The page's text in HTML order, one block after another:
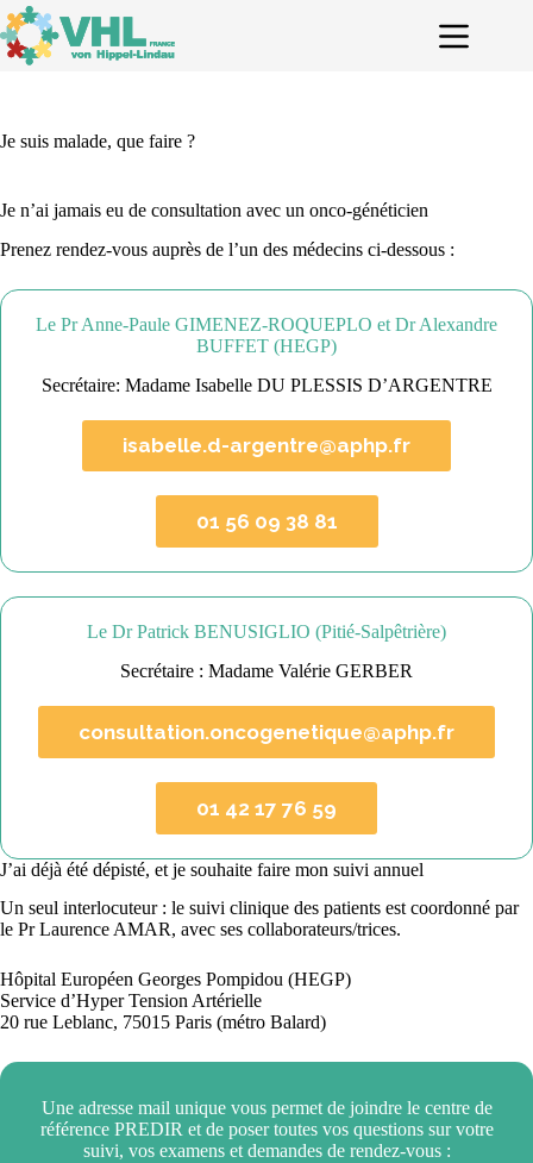
Passer
au
contenu
Je suis malade, que faire ?
Je n’ai jamais eu de consultation avec un onco-généticien
Prenez rendez-vous auprès de l’un des médecins ci-dessous :
Le Pr Anne-Paule GIMENEZ-ROQUEPLO et Dr Alexandre
BUFFET (HEGP)
Secrétaire: Madame Isabelle DU PLESSIS D’ARGENTRE
isabelle.d-argentre@aphp.fr
01 56 09 38 81
Le Dr Patrick BENUSIGLIO (Pitié-Salpêtrière)
Secrétaire : Madame Valérie GERBER
consultation.oncogenetique@aphp.fr
01 42 17 76 59
J’ai déjà été dépisté, et je souhaite faire mon suivi annuel
Un seul interlocuteur : le suivi clinique des patients est coordonné par
le Pr Laurence AMAR, avec ses collaborateurs/trices.
Hôpital Européen Georges Pompidou (HEGP)
Service d’Hyper Tension Artérielle
20 rue Leblanc, 75015 Paris (métro Balard)
Une adresse mail unique vous permet de joindre le centre de
référence PREDIR et de poser toutes vos questions sur votre
suivi, vos examens et demandes de rendez-vous :